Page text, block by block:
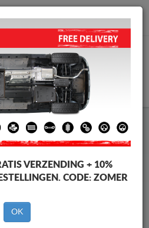
Onder Auto
VERZENDING + 10%
CODE: ZOMER
OK